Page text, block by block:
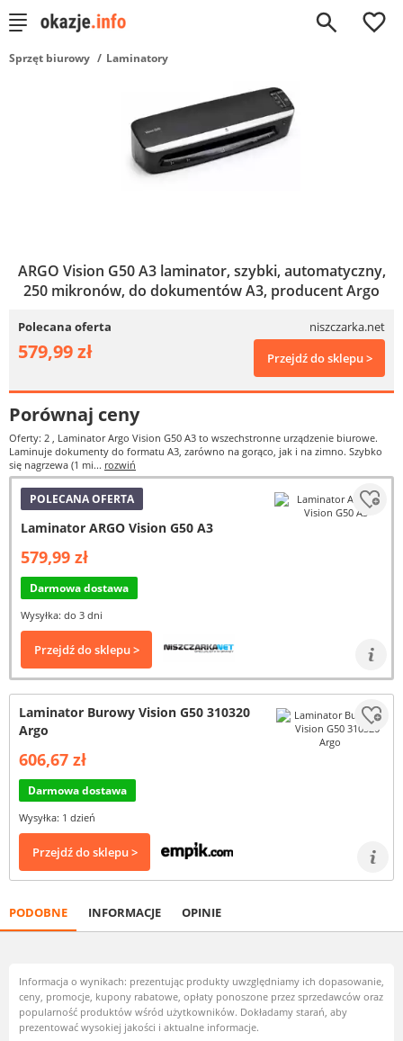
0
Sprzęt biurowy Laminatory
ARGO Vision G50 A3 laminator, szybki, automatyczny,
250 mikronów, do dokumentów A3, producent Argo
Polecana oferta niszczarka.net
579,99 zł Przejdź do sklepu >
Porównaj ceny
Oferty: 2 , Laminator Argo Vision G50 A3 to wszechstronne urządzenie biurowe.
Laminuje dokumenty do formatu A3, zarówno na gorąco, jak i na zimno. Szybko
się nagrzewa (1 mi... rozwiń
POLECANA OFERTA
Laminator ARGO Vision G50 A3
579,99 zł
Darmowa dostawa
Wysyłka: do 3 dni
Przejdź do sklepu >
Laminator Burowy Vision G50 310320
Argo
606,67 zł
Darmowa dostawa
Wysyłka: 1 dzień
Przejdź do sklepu >
PODOBNE INFORMACJE OPINIE
Informacja o wynikach: prezentując produkty uwzględniamy ich dopasowanie,
ceny, promocje, kupony rabatowe, opłaty ponoszone przez sprzedawców oraz
popularność produktów wśród użytkowników. Dokładamy starań, aby
prezentować wysokiej jakości i aktualne informacje.